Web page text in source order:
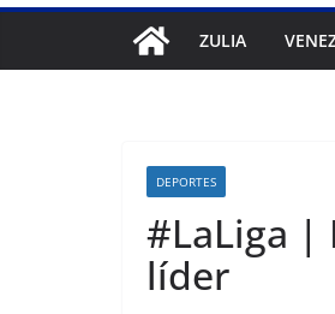
ZULIA
DEPORTES
#LaLiga |
líder